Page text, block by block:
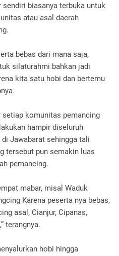
biasanya terbuka untuk
atau asal daerah
bebas dari mana saja,
silaturahmi bahkan jadi
kita satu hobi dan bertemu
setiap komunitas pemancing
hampir diseluruh
Jawabarat sehingga tali
tersebut pun semakin luas
pemancing.
mabar, misal Waduk
Karena peserta nya bebas,
asal, Cianjur, Cipanas,
terangnya.
hobi hingga